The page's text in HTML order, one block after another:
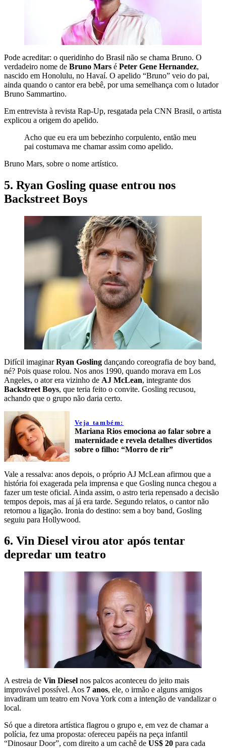
Pode acreditar: o queridinho do Brasil não se chama Bruno. O
verdadeiro nome de Bruno Mars é Peter Gene Hernandez,
nascido em Honolulu, no Havaí. O apelido “Bruno” veio do pai,
ainda quando o cantor era bebê, por uma semelhança com o lutador
Bruno Sammartino.
Em entrevista à revista Rap-Up, resgatada pela CNN Brasil, o artista
explicou a origem do apelido.
Acho que eu era um bebezinho corpulento, então meu
pai costumava me chamar assim como apelido.
Bruno Mars, sobre o nome artístico.
5. Ryan Gosling quase entrou nos
Backstreet Boys
Difícil imaginarRyan Gosling dançando coreografia de boy band,
né? Pois quase rolou. Nos anos 1990, quando morava em Los
Angeles, o ator era vizinho de AJ McLean, integrante dos
Backstreet Boys, que teria feito o convite. Gosling recusou,
achando que o grupo não daria certo.
Veja também:
Mariana Rios emociona ao falar sobre a
maternidade e revela detalhes divertidos
sobre o filho: “Morro de rir”
Vale a ressalva: anos depois, o próprio AJ McLean afirmou que a
história foi exagerada pela imprensa e que Gosling nunca chegou a
fazer um teste oficial. Ainda assim, o astro teria repensado a decisão
tempos depois, mas aí já era tarde. Segundo relatos, o cantor não
retornou a ligação. Ironia do destino: sem a boy band, Gosling
seguiu para Hollywood.
6. Vin Diesel virou ator após tentar
depredar um teatro
A estreia de Vin Diesel nos palcos aconteceu do jeito mais
improvável possível. Aos 7 anos, ele, o irmão e alguns amigos
invadiram um teatro em Nova York com a intenção de vandalizar o
local.
Só que a diretora artística flagrou o grupo e, em vez de chamar a
polícia, fez uma proposta: ofereceu papéis na peça infantil
“Dinosaur Door”, com direito a um cachê de US$ 20 para cada